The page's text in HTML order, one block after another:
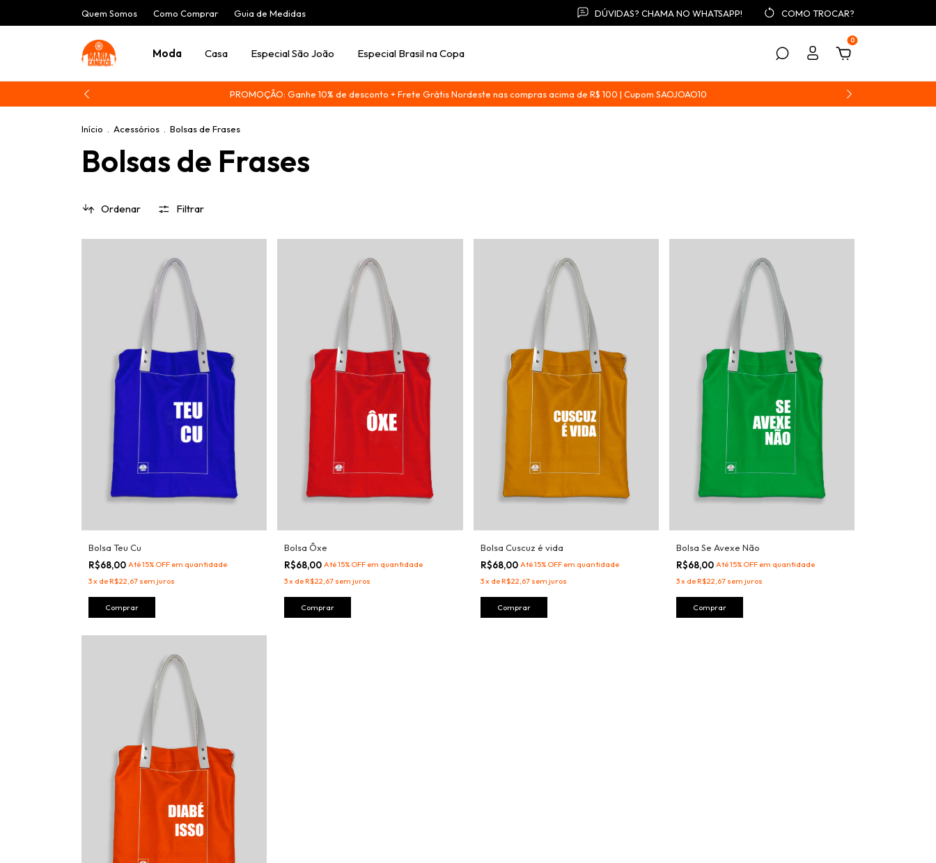
Quem Somos Como Comprar Guia de Medidas DÚVIDAS? CHAMA NO WHATSAPP! COMO TROCAR?
Moda Casa Especial São João Especial Brasil na Copa
0
PROMOÇÂO: Ganhe 10% de desconto + Frete Grátis Nordeste nas compras acima de R$ 100 | Cupom SAOJOAO10
Início Acessórios Bolsas de Frases
Bolsas de Frases
Ordenar Filtrar
Bolsa Teu Cu
R$68,00 Até 15% OFF em quantidade
3x deR$22,67 sem juros
Comprar
Bolsa Ôxe
R$68,00Até 15% OFF em quantidade
3x deR$22,67 sem juros
Comprar
Bolsa Cuscuz é vida
R$68,00 Até 15% OFF em quantidade
3x deR$22,67 sem juros
Comprar
Bolsa Se Avexe Não
R$68,00 Até 15% OFF em quantidade
3x deR$22,67 sem juros
Comprar